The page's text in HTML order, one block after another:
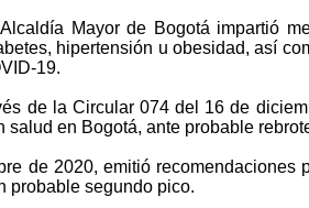
Mayor de Bogotá impartió
hipertensión u obesidad, así
19.
de la Circular 074 del 16 de
en Bogotá, ante probable
de 2020, emitió recomendaciones
probable segundo pico.